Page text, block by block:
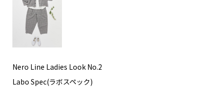
Nero Line Ladies Look No.2
Labo Spec(ラボスペック)